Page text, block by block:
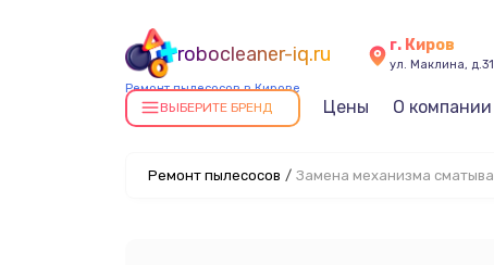
robocleaner-iq.ru
Ремонт пылесосов в Кирове
г. Киров
ул. Маклина, д.31
ВЫБЕРИТЕ БРЕНД Цены О компании
Ремонт пылесосов / Замена механизма